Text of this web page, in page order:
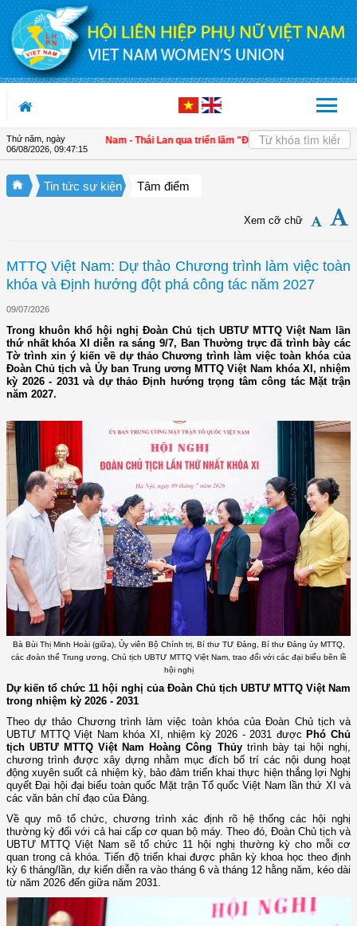
Truy cập nội dung luôn
Thứ năm, ngày
06/08/2026, 09:47:17
gắn kết Việt Nam - Thái Lan qua triển lãm "Đan kết hữu nghị" | 4 định
Tin tức sự kiện Tâm điểm
Xem cỡ chữ
MTTQ Việt Nam: Dự thảo Chương trình làm việc toàn
khóa và Định hướng đột phá công tác năm 2027
09/07/2026
Trong khuôn khổ hội nghị Đoàn Chủ tịch UBTƯ MTTQ Việt Nam lần
thứ nhất khóa XI diễn ra sáng 9/7, Ban Thường trực đã trình bày các
Tờ trình xin ý kiến về dự thảo Chương trình làm việc toàn khóa của
Đoàn Chủ tịch và Ủy ban Trung ương MTTQ Việt Nam khóa XI, nhiệm
kỳ 2026 - 2031 và dự thảo Định hướng trọng tâm công tác Mặt trận
năm 2027.
Bà Bùi Thị Minh Hoài (giữa), Ủy viên Bộ Chính trị, Bí thư TƯ Đảng, Bí thư Đảng ủy MTTQ,
các đoàn thể Trung ương, Chủ tịch UBTƯ MTTQ Việt Nam, trao đổi với các đại biểu bên lề
hội nghị
Dự kiến tổ chức 11 hội nghị của Đoàn Chủ tịch UBTƯ MTTQ Việt Nam
trong nhiệm kỳ 2026 - 2031
Theo dự thảo Chương trình làm việc toàn khóa của Đoàn Chủ tịch và
UBTƯ MTTQ Việt Nam khóa XI, nhiệm kỳ 2026 - 2031 được Phó Chủ
tịch UBTƯ MTTQ Việt Nam Hoàng Công Thủytrình bày tại hội nghị,
chương trình được xây dựng nhằm mục đích bố trí các nội dung hoạt
động xuyên suốt cả nhiệm kỳ, bảo đảm triển khai thực hiện thắng lợi Nghị
quyết Đại hội đại biểu toàn quốc Mặt trận Tổ quốc Việt Nam lần thứ XI và
các văn bản chỉ đạo của Đảng.
Về quy mô tổ chức, chương trình xác định rõ hệ thống các hội nghị
thường kỳ đối với cả hai cấp cơ quan bộ máy. Theo đó, Đoàn Chủ tịch và
UBTƯ MTTQ Việt Nam sẽ tổ chức 11 hội nghị thường kỳ cho mỗi cơ
quan trong cả khóa. Tiến độ triển khai được phân kỳ khoa học theo định
kỳ 6 tháng/lần, dự kiến diễn ra vào tháng 6 và tháng 12 hằng năm, kéo dài
từ năm 2026 đến giữa năm 2031.